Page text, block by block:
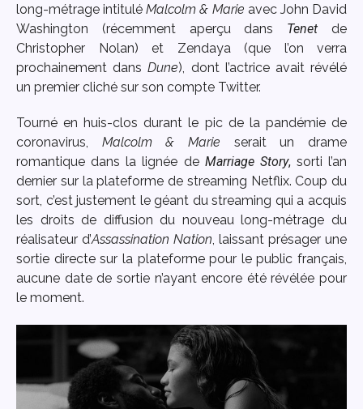
long-métrage intituléMalcolm & Marie avec John David
Washington (récemment aperçu dans Tenet
de
Christopher Nolan) et Zendaya (que l’on verra
prochainement dansDune), dont l’actrice avait révélé
un premier cliché sur son compte Twitter.
Tourné en huis-clos durant le pic de la pandémie de
coronavirus, Malcolm & Marie serait un drame
romantique dans la lignée de Marriage Story,sorti l’an
dernier sur la plateforme de streaming Netflix. Coup du
sort, c’est justement le géant du streaming qui a acquis
les droits de diffusion du nouveau long-métrage du
réalisateur d’Assassination Nation, laissant présager une
sortie directe sur la plateforme pour le public français,
aucune date de sortie n’ayant encore été révélée pour
le moment.